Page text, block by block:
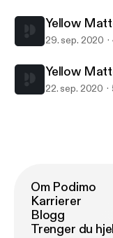
Yellow
29. sep. 2020
Yellow
22. sep. 2020
Om Podimo
Karrierer
Blogg
Trenger du